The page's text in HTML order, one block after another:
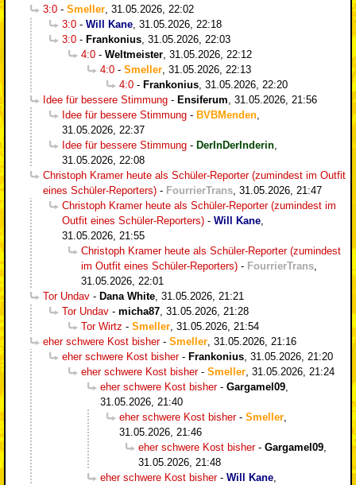
3:0 - Smeller 31.05.2026, 22:02
3:0 - Will Kane 31.05.2026, 22:18
3:0 - Frankonius 31.05.2026, 22:03
4:0 - Weltmeister 31.05.2026, 22:12
4:0 - Smeller 31.05.2026, 22:13
4:0 - Frankonius 31.05.2026, 22:20
Idee für bessere Stimmung - Ensiferum 31.05.2026, 21:56
Idee für bessere Stimmung - BVBMenden
31.05.2026, 22:37
Idee für bessere Stimmung - DerInDerInderin
31.05.2026, 22:08
Christoph Kramer heute als Schüler-Reporter (zumindest im Outfit
eines Schüler-Reporters) - FourrierTrans 31.05.2026, 21:47
Christoph Kramer heute als Schüler-Reporter (zumindest im
Outfit eines Schüler-Reporters) - Will Kane
31.05.2026, 21:55
Christoph Kramer heute als Schüler-Reporter (zumindest
im Outfit eines Schüler-Reporters) - FourrierTrans
31.05.2026, 22:01
Tor Undav - Dana White 31.05.2026, 21:21
Tor Undav - micha87 31.05.2026, 21:28
Tor Wirtz - Smeller 31.05.2026, 21:54
eher schwere Kost bisher- Smeller 31.05.2026, 21:16
eher schwere Kost bisher- Frankonius 31.05.2026, 21:20
eher schwere Kost bisher- Smeller 31.05.2026, 21:24
eher schwere Kost bisher- Gargamel09
31.05.2026, 21:40
eher schwere Kost bisher- Smeller
31.05.2026, 21:46
eher schwere Kost bisher- Gargamel09
31.05.2026, 21:48
eher schwere Kost bisher- Will Kane